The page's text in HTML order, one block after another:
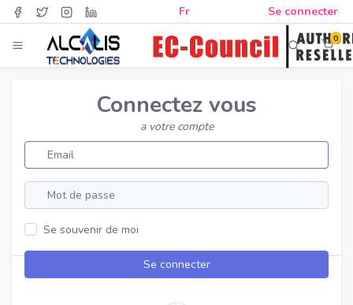
Fr Se connecter
0
Connectez vous
a votre compte
Se souvenir de moi
Se connecter